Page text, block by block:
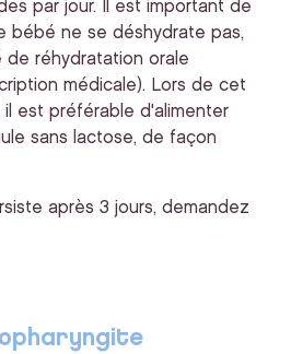
par jour. Il est important de
bébé ne se déshydrate pas,
de réhydratation orale
médicale). Lors de cet
il est préférable d'alimenter
sans lactose, de façon
après 3 jours, demandez